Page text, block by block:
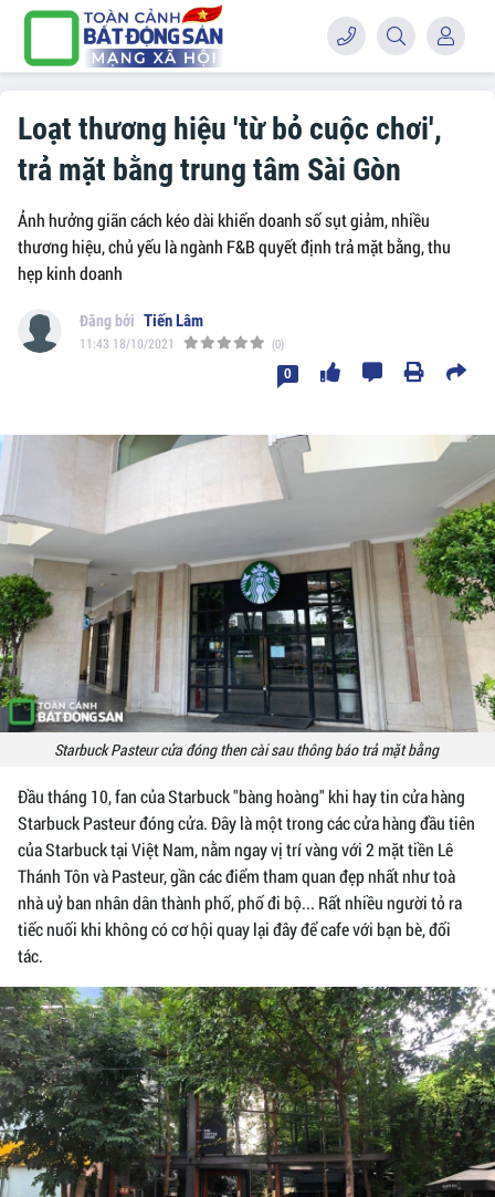
Loạt thương hiệu 'từ bỏ cuộc chơi',
trả mặt bằng trung tâm Sài Gòn
Ảnh hưởng giãn cách kéo dài khiến doanh số sụt giảm, nhiều
thương hiệu, chủ yếu là ngành F&B quyết định trả mặt bằng, thu
hẹp kinh doanh
Tiến Lâm
11:43 18/10/2021 (0)
0
Starbuck Pasteur cửa đóng then cài sau thông báo trả mặt bằng
Đầu tháng 10, fan của Starbuck "bàng hoàng" khi hay tin cửa hàng
Starbuck Pasteur đóng cửa. Đây là một trong các cửa hàng đầu tiên
của Starbuck tại Việt Nam, nằm ngay vị trí vàng với 2 mặt tiền Lê
Thánh Tôn và Pasteur, gần các điểm tham quan đẹp nhất như toà
nhà uỷ ban nhân dân thành phố, phố đi bộ... Rất nhiều người tỏ ra
tiếc nuối khi không có cơ hội quay lại đây để cafe với bạn bè, đối
tác.